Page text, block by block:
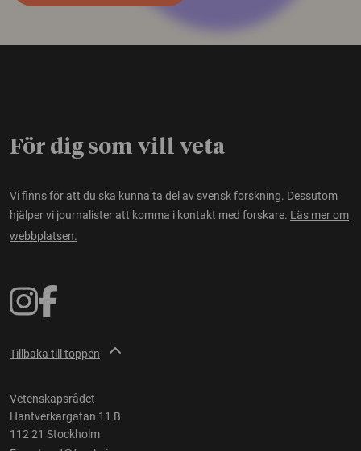
För dig som vill veta
Vi finns för att du ska kunna ta del av svensk forskning. Dessutom
hjälper vi journalister att komma i kontakt med forskare. Läs mer om
webbplatsen.
Tillbaka till toppen
Vetenskapsrådet
Hantverkargatan 11 B
112 21 Stockholm